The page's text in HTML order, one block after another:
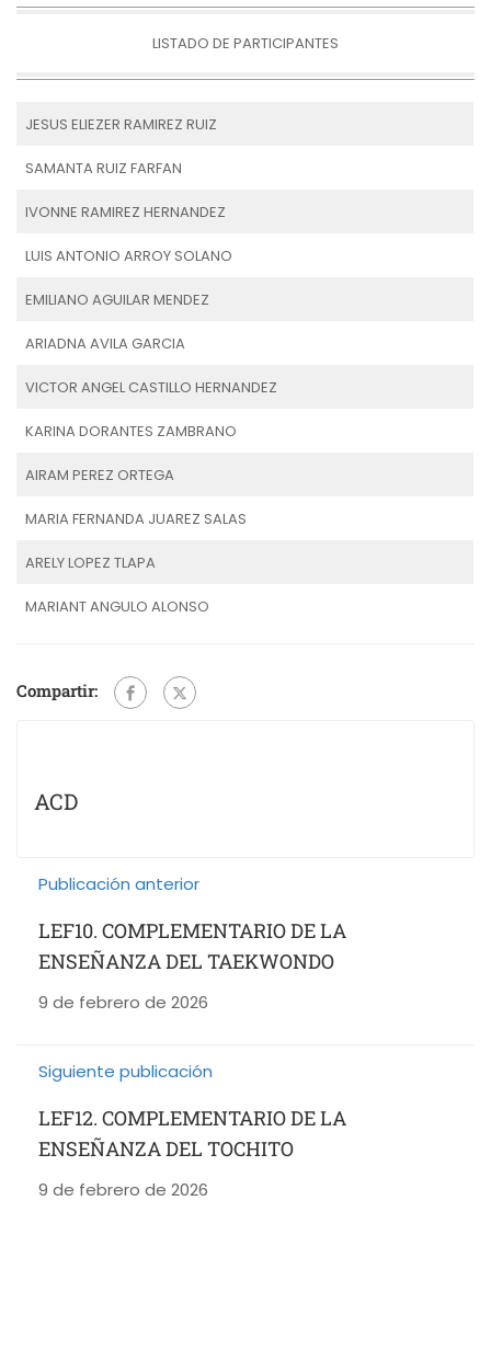
LISTADO DE PARTICIPANTES
JESUS ELIEZER RAMIREZ RUIZ
SAMANTA RUIZ FARFAN
IVONNE RAMIREZ HERNANDEZ
LUIS ANTONIO ARROY SOLANO
EMILIANO AGUILAR MENDEZ
ARIADNA AVILA GARCIA
VICTOR ANGEL CASTILLO HERNANDEZ
KARINA DORANTES ZAMBRANO
AIRAM PEREZ ORTEGA
MARIA FERNANDA JUAREZ SALAS
ARELY LOPEZ TLAPA
MARIANT ANGULO ALONSO
Compartir:
ACD
Publicación anterior
LEF10. COMPLEMENTARIO DE LA
ENSEÑANZA DEL TAEKWONDO
9 de febrero de 2026
Siguiente publicación
LEF12. COMPLEMENTARIO DE LA
ENSEÑANZA DEL TOCHITO
9 de febrero de 2026